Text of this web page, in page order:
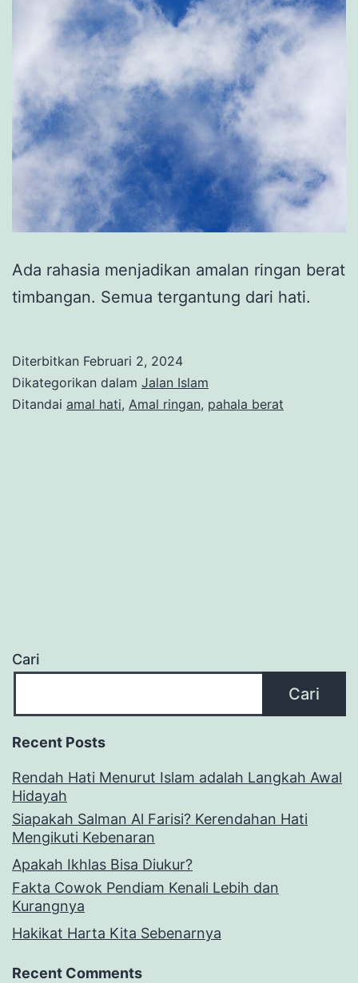
Ada rahasia menjadikan amalan ringan berat
timbangan. Semua tergantung dari hati.
Diterbitkan Februari 2, 2024
Dikategorikan dalam Jalan Islam
Ditandai amal hati, Amal ringan, pahala berat
Cari
Cari
Recent Posts
Rendah Hati Menurut Islam adalah Langkah Awal
Hidayah
Siapakah Salman Al Farisi? Kerendahan Hati
Mengikuti Kebenaran
Apakah Ikhlas Bisa Diukur?
Fakta Cowok Pendiam Kenali Lebih dan
Kurangnya
Hakikat Harta Kita Sebenarnya
Recent Comments